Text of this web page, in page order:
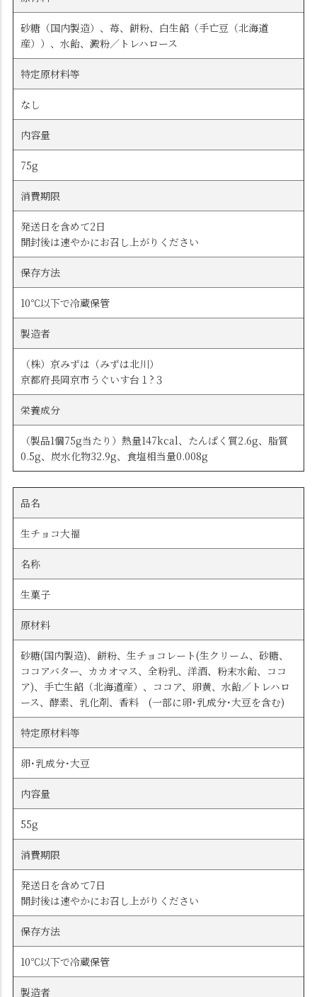
砂糖（国内製造）、苺、餅粉、白生餡（手亡豆（北海道
産））、水飴、澱粉／トレハロース
特定原材料等
なし
内容量
75g
消費期限
発送日を含めて2日
開封後は速やかにお召し上がりください
保存方法
10℃以下で冷蔵保管
製造者
（株）京みずは（みずは北川）
京都府長岡京市うぐいす台１?３
栄養成分
（製品1個75g当たり）熱量147kcal、たんぱく質2.6g、脂質
0.5g、炭水化物32.9g、食塩相当量0.008g
品名
生チョコ大福
名称
生菓子
原材料
砂糖(国内製造)、餅粉、生チョコレート(生クリーム、砂糖、
ココアバター、カカオマス、全粉乳、洋酒、粉末水飴、ココ
ア)、手亡生餡（北海道産）、ココア、卵黄、水飴／トレハロ
ース、酵素、乳化剤、香料 (一部に卵･乳成分･大豆を含む)
特定原材料等
卵･乳成分･大豆
内容量
55g
消費期限
発送日を含めて7日
開封後は速やかにお召し上がりください
保存方法
10℃以下で冷蔵保管
製造者